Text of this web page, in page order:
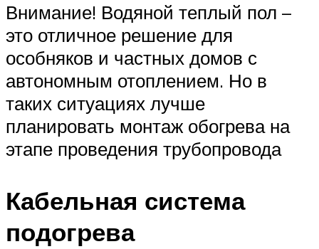
Внимание! Водяной теплый пол –
это отличное решение для
особняков и частных домов с
автономным отоплением. Но в
таких ситуациях лучше
планировать монтаж обогрева на
этапе проведения трубопровода
Кабельная система
подогрева